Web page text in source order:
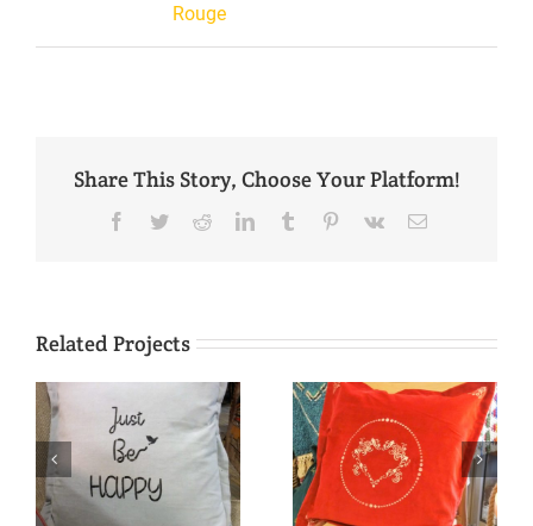
Rouge
Share This Story, Choose Your Platform!
Facebook
TwitterRedditLinkedInTumblr Pinterest
Vk Email
Related Projects